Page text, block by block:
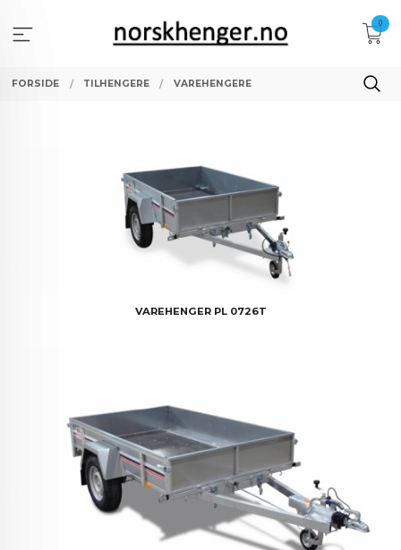
innholdet
0
FORSIDE TILHENGERE VAREHENGERE
VAREHENGER PL 0726T